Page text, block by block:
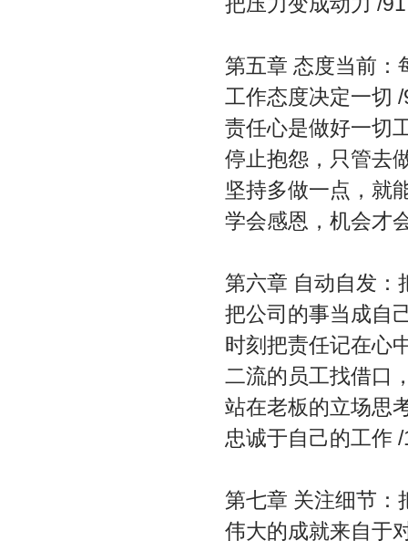
第五章 态度当前：
工作态度决定一切 /
责任心是做好一切
停止抱怨，只管去
坚持多做一点，就
学会感恩，机会才
第六章 自动自发：
把公司的事当成自
时刻把责任记在心
二流的员工找借口
站在老板的立场思
忠诚于自己的工作
第七章 关注细节：
伟大的成就来自于